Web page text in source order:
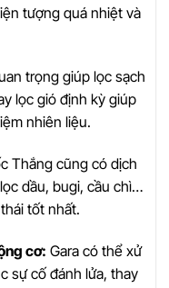
tượng quá nhiệt và
trọng giúp lọc sạch
lọc gió định kỳ giúp
nhiên liệu.
Thắng cũng có dịch
dầu, bugi, cầu chì…
tốt nhất.
cơ: Gara có thể xử
sự cố đánh lửa, thay